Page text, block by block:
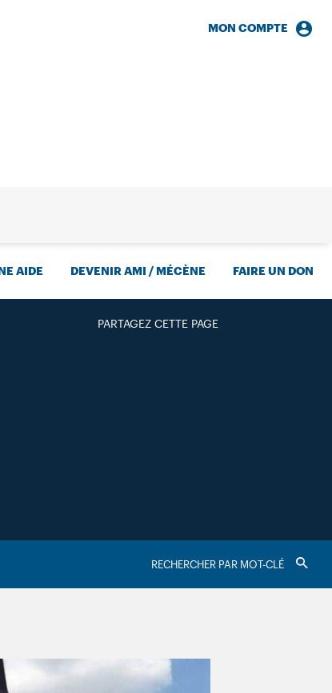
MON COMPTE
AIDE DEVENIR AMI / MÉCÈNE FAIRE UN DON
PARTAGEZ CETTE PAGE
Valider